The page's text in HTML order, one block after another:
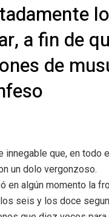
a fin de
de
innegable que, en todo
un dolo vergonzoso.
en algún momento la
seis y los doce